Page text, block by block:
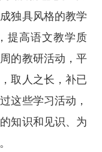
独具风格的教学
提高语文教学质
的教研活动，平
取人之长，补已
这些学习活动，
知识和见识、为